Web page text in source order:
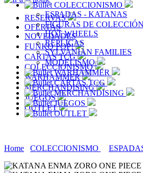
RESERVAS
OFERTAS
NOVEDADES
FUNKO POP!
CARTAS TCG
COLECCIONISMO
WARHAMMER
MERCHANDISING
JUEGOS
OUTLET
COLECCIONISMO
ESPADAS - KATANAS
FIGURAS DE COLECCIÓN
HOT WHEELS
RÉPLICAS
SYLVANIAN FAMILIES
MODELISMO
WARHAMMER
CARTAS TCG
MERCHANDISING
JUEGOS
OUTLET
Home COLECCIONISMO